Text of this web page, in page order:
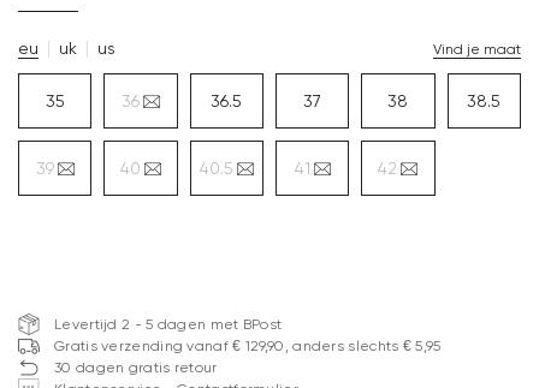
eu uk us Vind je maat
35 36 36.5 37 38 38.5
39 40 40.5 41 42
Levertijd 2 - 5 dagen met BPost
Gratis verzending vanaf € 129,90, anders slechts € 5,95
30 dagen gratis retour